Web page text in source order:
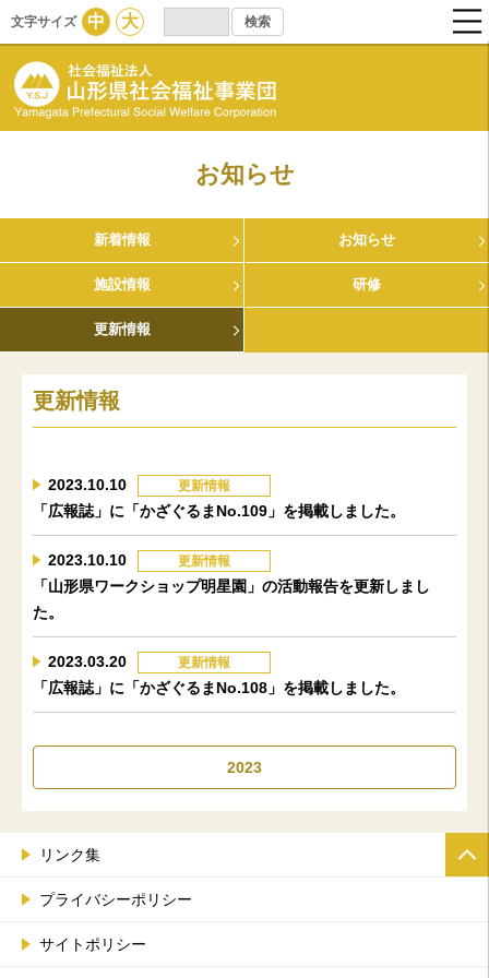
文字サイズ 中 大
お知らせ
新着情報 お知らせ
施設情報 研修
更新情報
更新情報
2023.10.10 更新情報
「広報誌」に「かざぐるまNo.109」を掲載しました。
2023.10.10 更新情報
「山形県ワークショップ明星園」の活動報告を更新しまし
た。
2023.03.20 更新情報
「広報誌」に「かざぐるまNo.108」を掲載しました。
2023
リンク集
プライバシーポリシー
サイトポリシー